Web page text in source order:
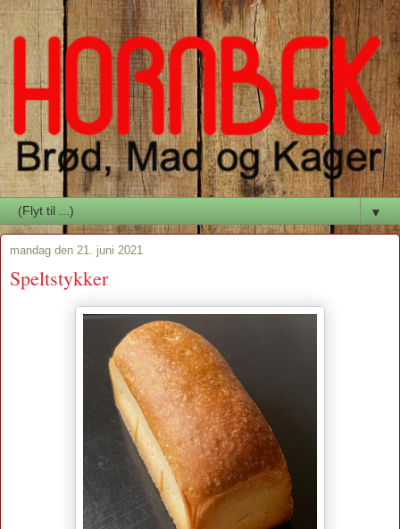
▼
mandag den 21. juni 2021
Speltstykker